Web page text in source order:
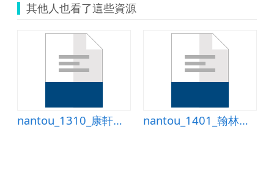
其他人也看了這些資源
nantou_1310_康軒第四冊第五單元幾月幾日星期幾-測驗卷 nantou_1401_翰林第四冊第三單元乘法三測驗卷